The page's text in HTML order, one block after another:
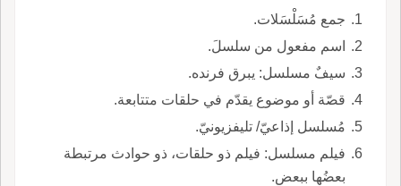
جمع مُسَلْسَلات.
اسم مفعول من سلسلَ.
سيفٌ مسلسل: يبرق فرنده.
قصّة أو موضوع يقدّم في حلقات متتابعة.
مُسلسل إذاعيّ/ تليفزيونيّ.
فيلم مسلسل: فيلم ذو حلقات، ذو حوادث مرتبطة
بعضُها ببعض.